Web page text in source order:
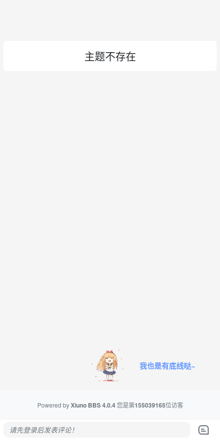
主题不存在
我也是有底线哒~
Powered byXiuno BBS4.0.4 您是第155039165位访客
请先登录后发表评论！